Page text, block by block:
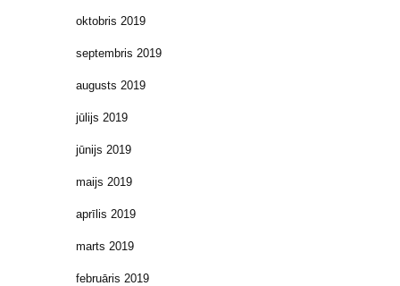
oktobris 2019
septembris 2019
augusts 2019
jūlijs 2019
jūnijs 2019
maijs 2019
aprīlis 2019
marts 2019
februāris 2019